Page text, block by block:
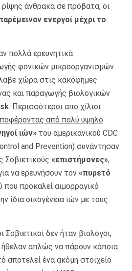
ρίψης άνθρακα σε πρόβατα, οι
ενεργοί μέχρι το
πολλά ερευνητικά
φονικών μικροοργανισμών.
χώρα στις κακόφημες
και παραγωγής βιολογικών
. Περισσότεροι από χίλιοι
από πολύ υψηλό
ιών» του αμερικανικού CDC
and Prevention) συνάντησαν
Σοβιετικούς «επιστήμονες»,
να ερευνήσουν τον «πυρετό
που προκαλεί αιμορραγικό
ίδια οικογένεια ιών με τους
δεν ήταν βιολόγοι,
απλώς να πάρουν κάποια
αποτελεί ένα ακόμη στοιχείο